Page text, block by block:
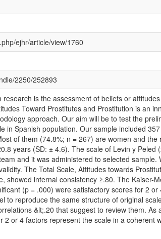
ejhr/article/view/1760
2250/252893
is the assessment of beliefs or
Toward Prostitutes and Prostitution is an
approach. Our aim will be to test the
in Spanish population. Our sample included
of them (74.8%; n = 267) are women and the
years (SD: ± 4.6). The scale of Levin y Peled
and it was administered to selected sample.
The Total Scale, Attitudes towards
showed internal consistency ≥.80. The Kaiser-
(p = .000) were satisfactory scores for 2 or
to reproduce the same structure of original
&lt;.20 that suggest to review them. As
2 or 4 factors represent the scale in a coherent